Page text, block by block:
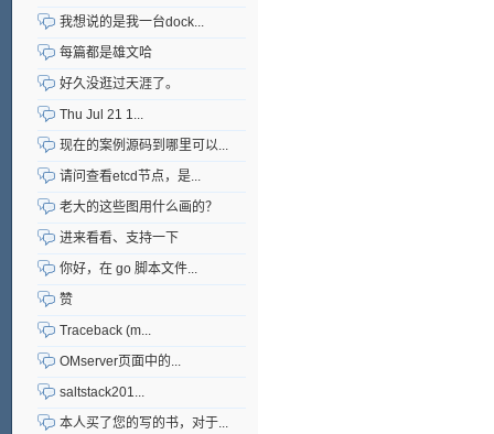
我想说的是我一台dock...
每篇都是雄文哈
好久没逛过天涯了。
Thu Jul 21 1...
现在的案例源码到哪里可以...
请问查看etcd节点，是...
老大的这些图用什么画的？
进来看看、支持一下
你好，在 go 脚本文件...
赞
Traceback (m...
OMserver页面中的...
saltstack201...
本人买了您的写的书，对于...